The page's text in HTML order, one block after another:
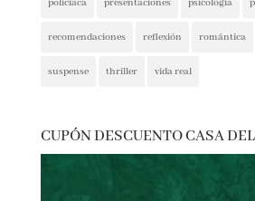
narrativa contemporánea negra noticia
novedades novela negra poesía
presentaciones psicología